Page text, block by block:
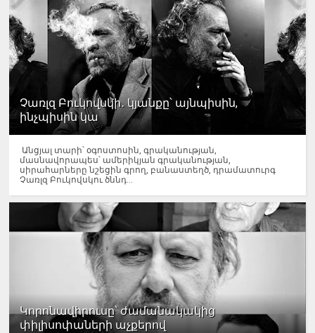
Չառլզ Բուկովսկի․ կյանքը՝ այնպիսին,
ինչպիսին կա
Անցյալ տարի՝ օգոստոսին, գրականության,
մասնավորապես՝ ամերիկյան գրականության,
սիրահարները նշեցին գրող, բանաստեղծ, դրամատուրգ
Չառլզ Բուկովսկու ծննդ...
Կորոնավիրուսը՝ ժամանակակից
փիլիսոփաների աչքերով